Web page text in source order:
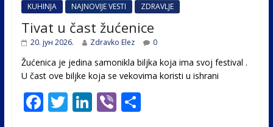
KUHINJA NAJNOVIJE VESTI ZDRAVLJE
Tivat u čast žućenice
20. јун 2026. Zdravko Elez 0
Žućenica je jedina samonikla biljka koja ima svoj festival .
U čast ovе biljke koja se vekovima koristi u ishrani
F T Li Vi S